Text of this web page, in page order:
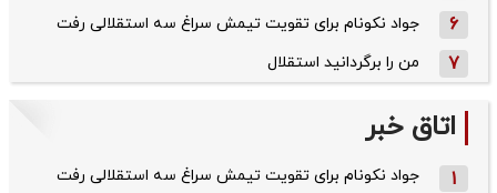
6 جواد نکونام برای تقویت تیمش سراغ سه استقلالی رفت
7 من را برگردانید استقلال
اتاق خبر
1 جواد نکونام برای تقویت تیمش سراغ سه استقلالی رفت